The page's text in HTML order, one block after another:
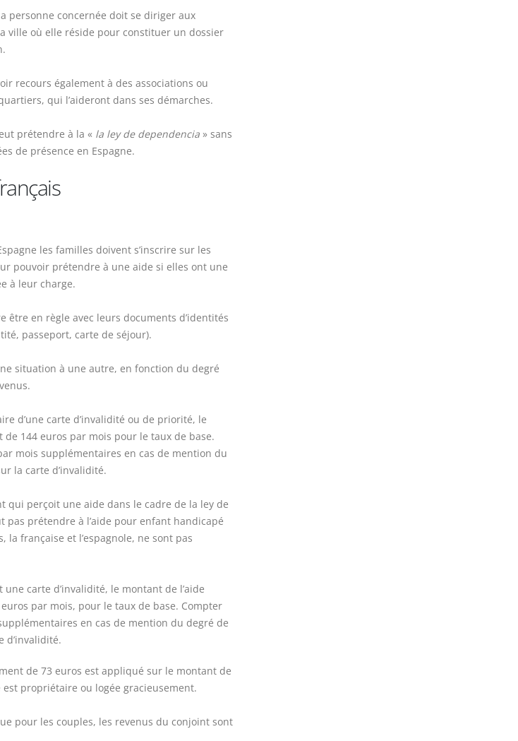
personne concernée doit se diriger aux
ville où elle réside pour constituer un dossier
recours également à des associations ou
qui l’aideront dans ses démarches.
prétendre à la « la ley de dependencia » sans
de présence en Espagne.
les familles doivent s’inscrire sur les
pouvoir prétendre à une aide si elles ont une
à leur charge.
être en règle avec leurs documents d’identités
passeport, carte de séjour).
situation à une autre, en fonction du degré
d’une carte d’invalidité ou de priorité, le
de 144 euros par mois pour le taux de base.
mois supplémentaires en cas de mention du
la carte d’invalidité.
qui perçoit une aide dans le cadre de la ley de
pas prétendre à l’aide pour enfant handicapé
la française et l’espagnole, ne sont pas
carte d’invalidité, le montant de l’aide
par mois, pour le taux de base. Compter
en cas de mention du degré de
d’invalidité.
de 73 euros est appliqué sur le montant de
est propriétaire ou logée gracieusement.
pour les couples, les revenus du conjoint sont